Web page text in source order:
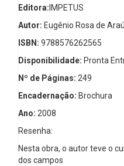
Editora: IMPETUS
Autor: Eugênio Rosa de
ISBN: 9788576262565
Disponibilidade: Pronta
Nº de Páginas: 249
Encadernação: Brochura
Ano: 2008
Resenha:
Nesta obra, o autor teve o
dos campos